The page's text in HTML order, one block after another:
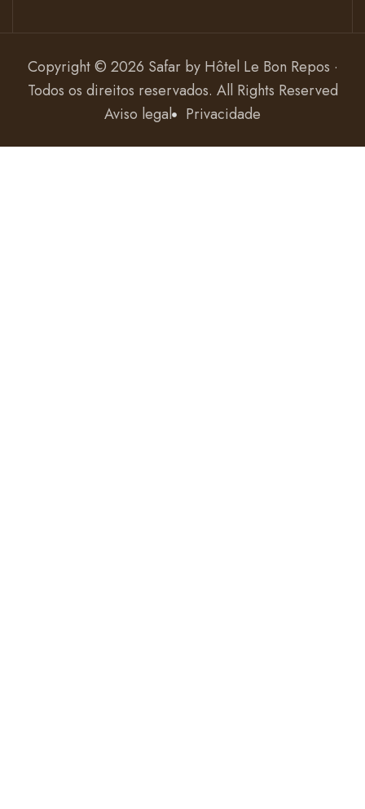
Copyright © 2026 Safar by Hôtel Le Bon Repos ·
Todos os direitos reservados. All Rights Reserved
Aviso legal
Privacidade